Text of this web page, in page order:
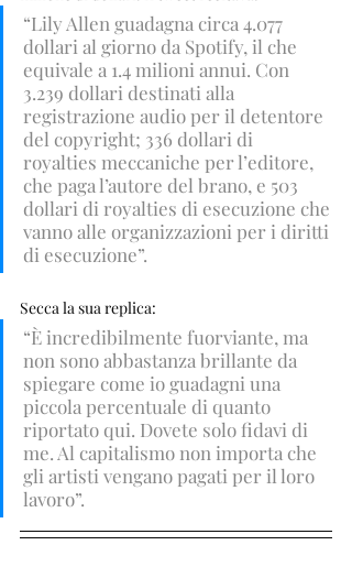
“Lily Allen guadagna circa 4.077
dollari al giorno da Spotify, il che
equivale a 1.4 milioni annui. Con
3.239 dollari destinati alla
registrazione audio per il detentore
del copyright; 336 dollari di
royalties meccaniche per l’editore,
che paga l’autore del brano, e 503
dollari di royalties di esecuzione che
vanno alle organizzazioni per i diritti
di esecuzione”.
Secca la sua replica:
“È incredibilmente fuorviante, ma
non sono abbastanza brillante da
spiegare come io guadagni una
piccola percentuale di quanto
riportato qui. Dovete solo fidavi di
me. Al capitalismo non importa che
gli artisti vengano pagati per il loro
lavoro”.